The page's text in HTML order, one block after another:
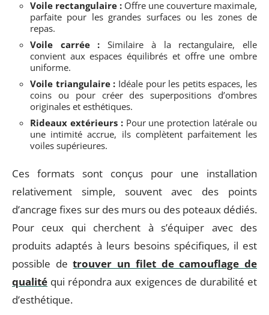
Voile rectangulaire : Offre une couverture maximale,
parfaite pour les grandes surfaces ou les zones de
repas.
Voile carrée : Similaire à la rectangulaire, elle
convient aux espaces équilibrés et offre une ombre
uniforme.
Voile triangulaire : Idéale pour les petits espaces, les
coins ou pour créer des superpositions d’ombres
originales et esthétiques.
Rideaux extérieurs :Pour une protection latérale ou
une intimité accrue, ils complètent parfaitement les
voiles supérieures.
Ces formats sont conçus pour une installation
relativement simple, souvent avec des points
d’ancrage fixes sur des murs ou des poteaux dédiés.
Pour ceux qui cherchent à s’équiper avec des
produits adaptés à leurs besoins spécifiques, il est
possible detrouver un filet de camouflage de
qualité qui répondra aux exigences de durabilité et
d’esthétique.